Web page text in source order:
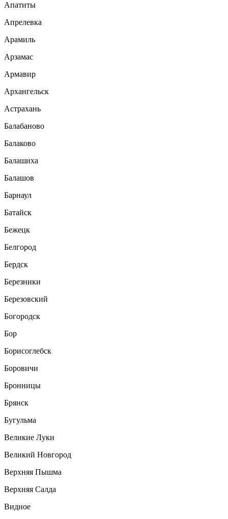
Апатиты
Апрелевка
Арамиль
Арзамас
Армавир
Архангельск
Астрахань
Балабаново
Балаково
Балашиха
Балашов
Барнаул
Батайск
Бежецк
Белгород
Бердск
Березники
Березовский
Богородск
Бор
Борисоглебск
Боровичи
Бронницы
Брянск
Бугульма
Великие Луки
Великий Новгород
Верхняя Пышма
Верхняя Салда
Видное